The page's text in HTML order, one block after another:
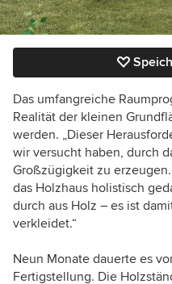
Das umfangreiche
Realität der kleinen
werden. „Dieser
wir versucht haben, durch
Großzügigkeit zu
das Holzhaus holistisch
durch aus Holz – es ist
verkleidet.“
Neun Monate dauerte es
Fertigstellung. Die